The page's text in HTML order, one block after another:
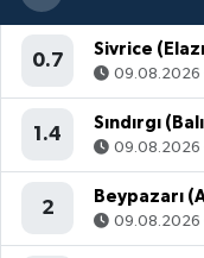
0.7
Sivrice
09.08.2026
1.4
Sındırgı
09.08.2026
2
Beypazarı
09.08.2026